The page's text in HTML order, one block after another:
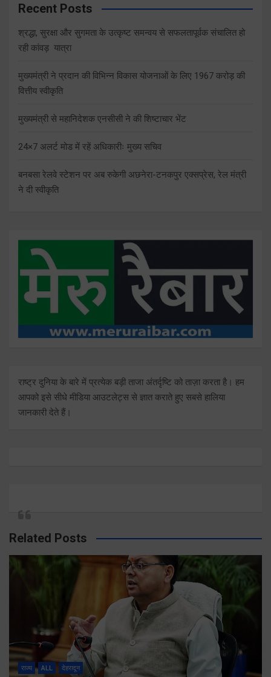
Recent Posts
श्रद्धा, सुरक्षा और सुगमता के उत्कृष्ट समन्वय से सफलतापूर्वक संचालित हो
रही कांवड़ यात्रा
मुख्यमंत्री ने प्रदान की विभिन्न विकास योजनाओं के लिए 1967 करोड़ की
वित्तीय स्वीकृति
मुख्यमंत्री से महानिदेशक एनसीसी ने की शिष्टाचार भेंट
24×7 अलर्ट मोड में रहें अधिकारीः मुख्य सचिव
बनबसा रेलवे स्टेशन पर अब रुकेगी अछनेरा-टनकपुर एक्सप्रेस, रेल मंत्री
ने दी स्वीकृति
राष्ट्र दुनिया के बारे में प्रत्येक बड़ी ताजा अंतर्दृष्टि को ताज़ा करता है। हम
आपको इसे सीधे मीडिया आउटलेट्स से ज्ञात कराते हुए सबसे हालिया
जानकारी देते हैं।
Related Posts
राज्य ALL देहरादून